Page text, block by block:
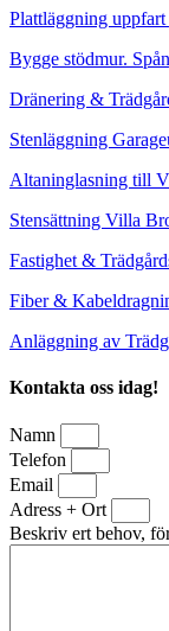
Plattläggning
Bygge stödmur.
Dränering &
Stenläggning
Altaninglasning till
Stensättning Villa
Fastighet &
Fiber &
Anläggning av
Kontakta oss idag!
Namn
Telefon
Email
Adress + Ort
Beskriv ert behov,